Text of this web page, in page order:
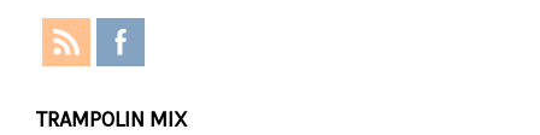
TRAMPOLIN MIX